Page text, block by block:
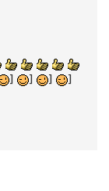
] ] ]
]